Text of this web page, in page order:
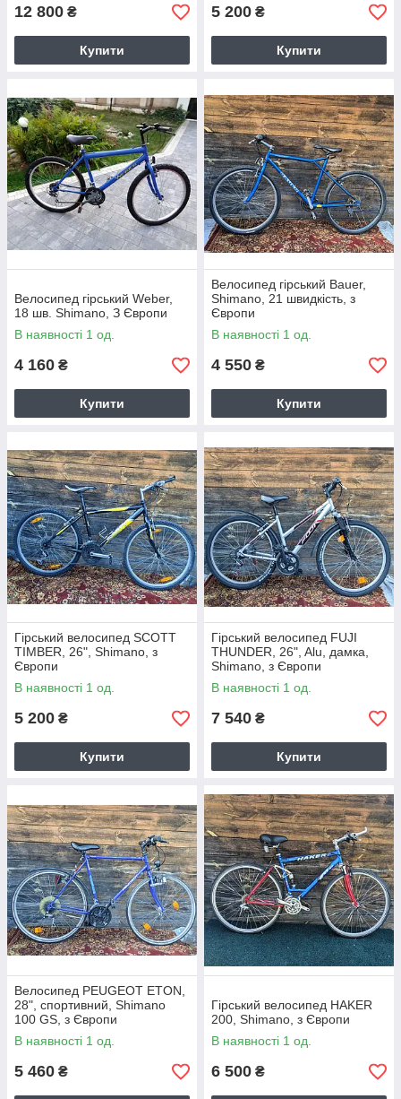
12 800 ₴
Купити
5 200 ₴
Купити
Велосипед гірський Weber,
18 шв. Shimano, З Європи
В наявності 1 од.
4 160 ₴
Купити
Велосипед гірський Bauer,
Shimano, 21 швидкість, з
Європи
В наявності 1 од.
4 550 ₴
Купити
Гірський велосипед SCOTT
TIMBER, 26", Shimano, з
Європи
В наявності 1 од.
5 200 ₴
Купити
Гірський велосипед FUJI
THUNDER, 26", Alu, дамка,
Shimano, з Європи
В наявності 1 од.
7 540 ₴
Купити
Велосипед PEUGEOT ETON,
28", спортивний, Shimano
100 GS, з Європи
В наявності 1 од.
5 460 ₴
Гірський велосипед HAKER
200, Shimano, з Європи
В наявності 1 од.
6 500 ₴